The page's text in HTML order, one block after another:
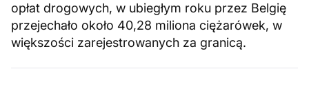
opłat drogowych, w ubiegłym roku przez Belgię
przejechało około 40,28 miliona ciężarówek, w
większości zarejestrowanych za granicą.